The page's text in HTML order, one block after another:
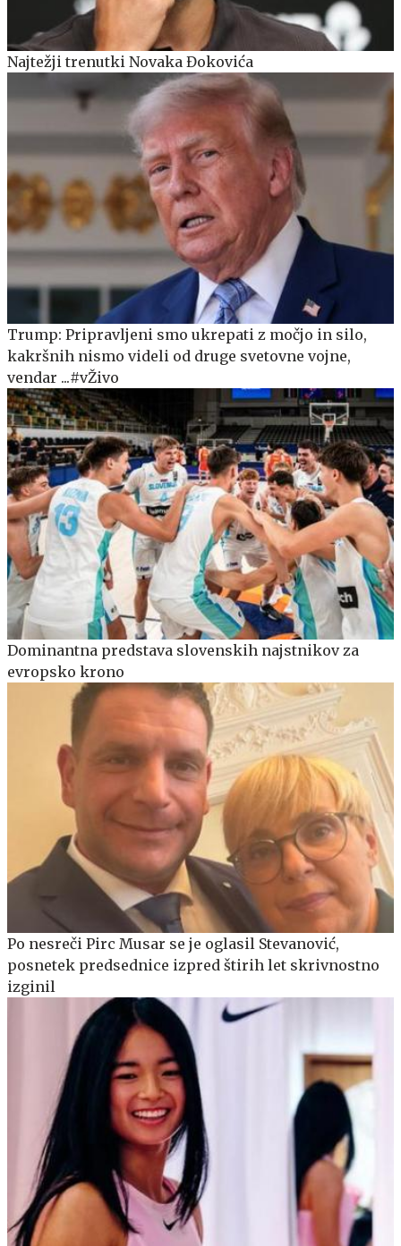
Najtežji trenutki Novaka Đokovića
Trump: Pripravljeni smo ukrepati z močjo in silo,
kakršnih nismo videli od druge svetovne vojne,
vendar ...#vŽivo
Dominantna predstava slovenskih najstnikov za
evropsko krono
Po nesreči Pirc Musar se je oglasil Stevanović,
posnetek predsednice izpred štirih let skrivnostno
izginil